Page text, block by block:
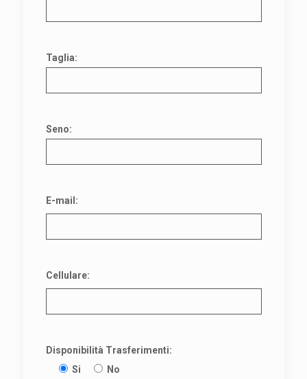
Taglia:
Seno:
E-mail:
Cellulare:
Disponibilità Trasferimenti:
Si
No